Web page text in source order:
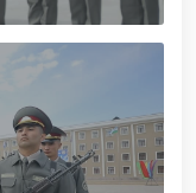
jangi federatsiyasi
shaxsiy
va ma'naviy
qaratilgan ishlar
hurmat va
“Kitobxon harbiy
tashkil etildi